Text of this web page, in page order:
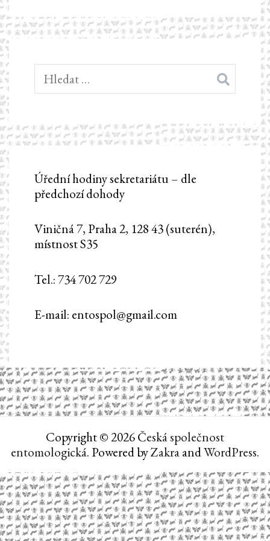
Vyhledávání
Úřední hodiny sekretariátu – dle
předchozí dohody
Viničná 7, Praha 2, 128 43 (suterén),
místnost S35
Tel.: 734 702 729
E-mail: entospol@gmail.com
Copyright © 2026Česká společnost
entomologická. Powered byZakraandWordPress.